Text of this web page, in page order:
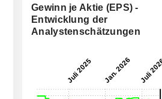
Gewinn je Aktie (EPS) -
Entwicklung der
Analystenschätzungen